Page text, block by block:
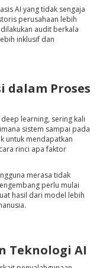
AI yang tidak sengaja
perusahaan lebih
audit berkala
inklusif dan
dalam Proses
learning, sering kali
sistem sampai pada
untuk mendapatkan
rinci apa faktor
merasa tidak
perlu mulai
hasil dari model lebih
Teknologi AI